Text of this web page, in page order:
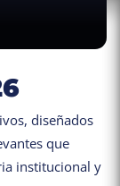
diseñados
que
institucional y